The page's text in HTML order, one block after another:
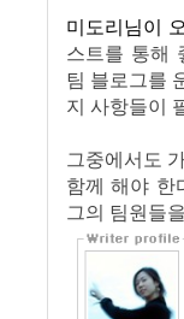
미도리님이
스트를 통해
팀 블로그를
지 사항들이
그중에서도
함께 해야 한
그의 팀원들을